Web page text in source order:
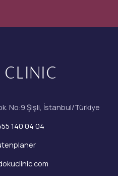
No:9 Şişli, İstanbul/Türkiye
140 04 04